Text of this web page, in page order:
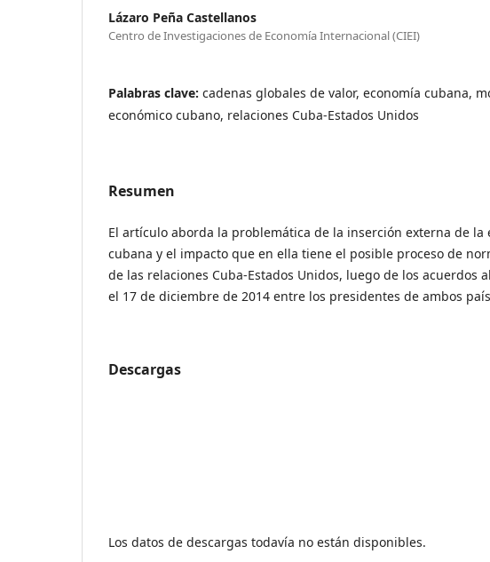
Lázaro Peña Castellanos
Centro de Investigaciones de Economía Internacional (CIEI)
Palabras clave: cadenas globales de valor, economía cubana,
económico cubano, relaciones Cuba-Estados Unidos
Resumen
El artículo aborda la problemática de la inserción externa de la
cubana y el impacto que en ella tiene el posible proceso de
de las relaciones Cuba-Estados Unidos, luego de los acuerdos
el 17 de diciembre de 2014 entre los presidentes de ambos
Descargas
Los datos de descargas todavía no están disponibles.